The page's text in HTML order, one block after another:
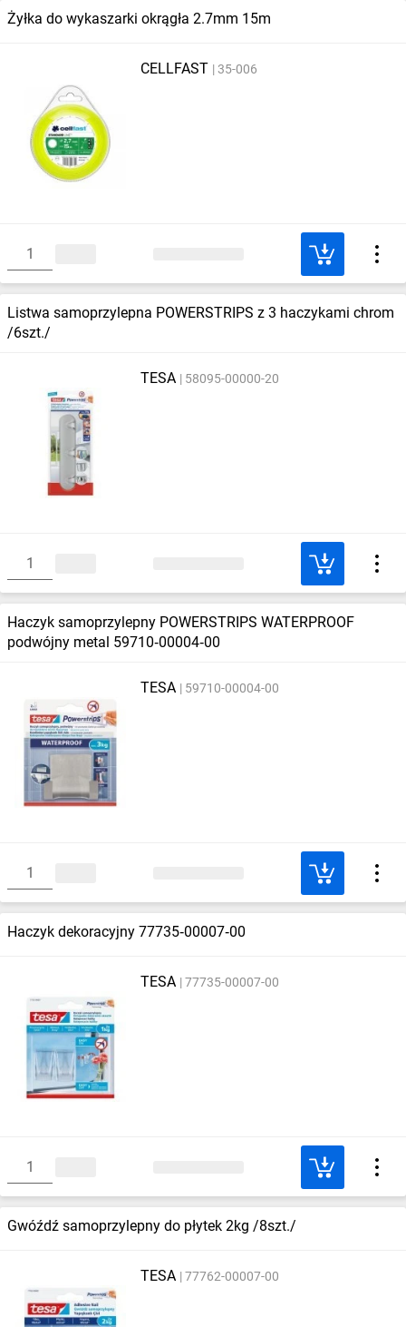
Żyłka do wykaszarki okrągła 2.7mm 15m
CELLFAST 35-006
Listwa samoprzylepna POWERSTRIPS z 3 haczykami chrom
/6szt./
TESA 58095-00000-20
Haczyk samoprzylepny POWERSTRIPS WATERPROOF
podwójny metal 59710‑00004‑00
TESA 59710-00004-00
Haczyk dekoracyjny 77735‑00007‑00
TESA 77735-00007-00
Gwóźdź samoprzylepny do płytek 2kg /8szt./
TESA 77762-00007-00